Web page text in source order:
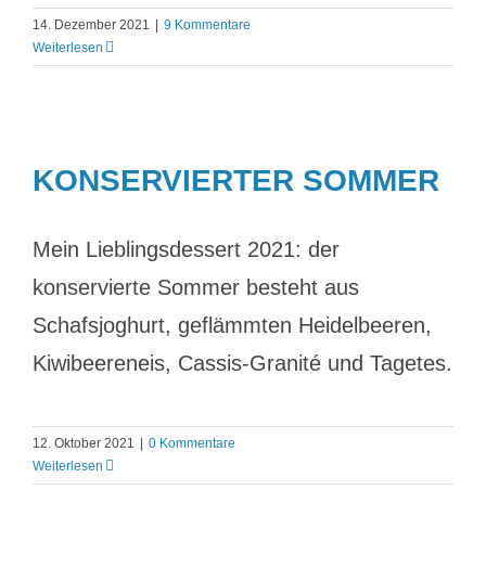
14. Dezember 2021
9 Kommentare
Weiterlesen
KONSERVIERTER SOMMER
Mein Lieblingsdessert 2021: der
konservierte Sommer besteht aus
Schafsjoghurt, geflämmten Heidelbeeren,
Kiwibeereneis, Cassis-Granité und Tagetes.
12. Oktober 2021
0 Kommentare
Weiterlesen